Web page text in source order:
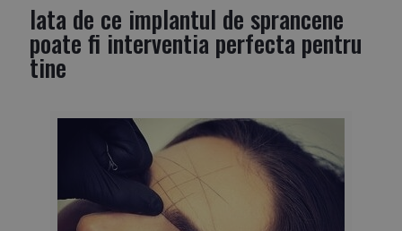
Iata de ce implantul de sprancene
poate fi interventia perfecta pentru
tine